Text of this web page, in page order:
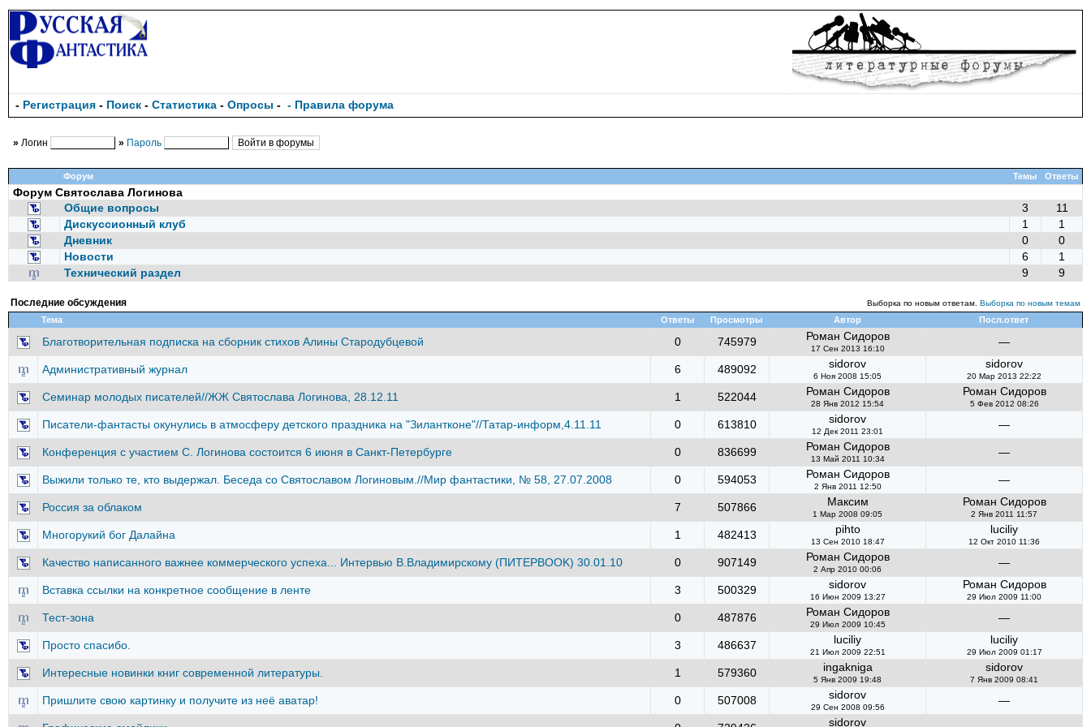
- Регистрация - Поиск - Статистика - Опросы - - Правила форума
» Логин » Пароль
Форум Темы Ответы
Форум Святослава Логинова
Общие вопросы
3
11
Дискуссионный клуб
1
1
Дневник
0
0
Новости
6
1
Технический раздел
9 9
Последние обсуждения Выборка по новым ответам. Выборка по новым темам
Тема Ответы Просмотры Автор Посл.ответ
Благотворительная подписка на сборник стихов Алины Стародубцевой 0 745979 Роман Сидоров
17 Сен 2013 16:10
—
Административный журнал 6 489092 sidorov
6 Ноя 2008 15:05
sidorov
20 Мар 2013 22:22
Семинар молодых писателей//ЖЖ Святослава Логинова, 28.12.11 1 522044 Роман Сидоров
28 Янв 2012 15:54
Роман Сидоров
5 Фев 2012 08:26
Писатели-фантасты окунулись в атмосферу детского праздника на "Зилантконе"//Татар-информ,4.11.11 0 613810 sidorov
12 Дек 2011 23:01
—
Конференция с участием С. Логинова состоится 6 июня в Санкт-Петербурге 0 836699 Роман Сидоров
13 Май 2011 10:34
—
Выжили только те, кто выдержал. Беседа со Святославом Логиновым.//Мир фантастики, № 58, 27.07.2008 0 594053 Роман Сидоров
2 Янв 2011 12:50
—
Россия за облаком 7 507866 Максим
1 Мар 2008 09:05
Роман Сидоров
2 Янв 2011 11:57
Многорукий бог Далайна 1 482413 pihto
13 Сен 2010 18:47
luciliy
12 Окт 2010 11:36
Качество написанного важнее коммерческого успеха... Интервью В.Владимирскому (ПИТЕРBOOK) 30.01.10 0 907149 Роман Сидоров
2 Апр 2010 00:06
—
Вставка ссылки на конкретное сообщение в ленте 3 500329 sidorov
16 Июн 2009 13:27
Роман Сидоров
29 Июл 2009 11:00
Тест-зона 0 487876 Роман Сидоров
29 Июл 2009 10:45
—
Просто спасибо. 3 486637 luciliy
21 Июл 2009 22:51
luciliy
29 Июл 2009 01:17
Интересные новинки книг современной литературы. 1 579360 ingakniga
5 Янв 2009 19:48
sidorov
7 Янв 2009 08:41
Пришлите свою картинку и получите из неё аватар! 0 507008 sidorov
29 Сен 2008 09:56
—
sidorov